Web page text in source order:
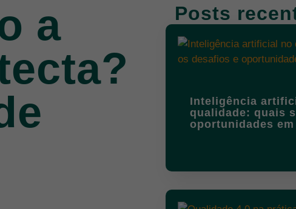
a
Posts
Inteligência
qualidade: quais
oportunidades